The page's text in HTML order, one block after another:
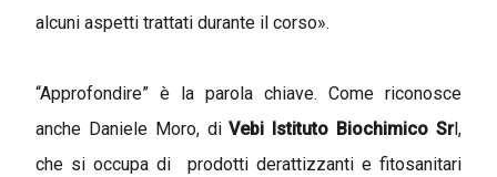
alcuni aspetti trattati durante il corso».
“Approfondire” è la parola chiave. Come riconosce
anche Daniele Moro, diVebi Istituto Biochimico Srl,
che si occupa di prodotti derattizzanti e fitosanitari